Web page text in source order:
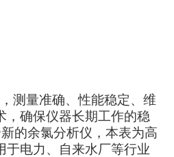
测量准确、性能稳定、维
，确保仪器长期工作的稳
的余氯分析仪，本表为高
于电力、自来水厂等行业